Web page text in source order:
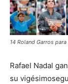
14 Roland Garros
Rafael Nadal
su